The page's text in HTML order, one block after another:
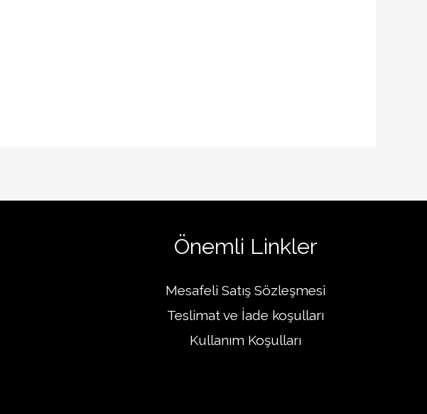
Önemli Linkler
Mesafeli Satış Sözleşmesi
Teslimat ve İade koşulları
Kullanım Koşulları